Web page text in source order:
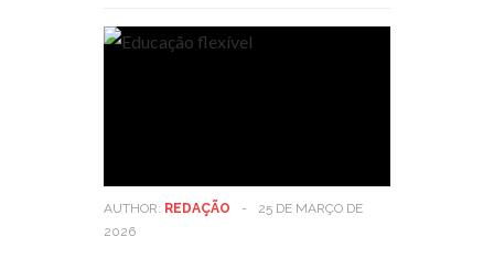
AUTHOR: REDAÇÃO -
25 DE MARÇO DE
2026